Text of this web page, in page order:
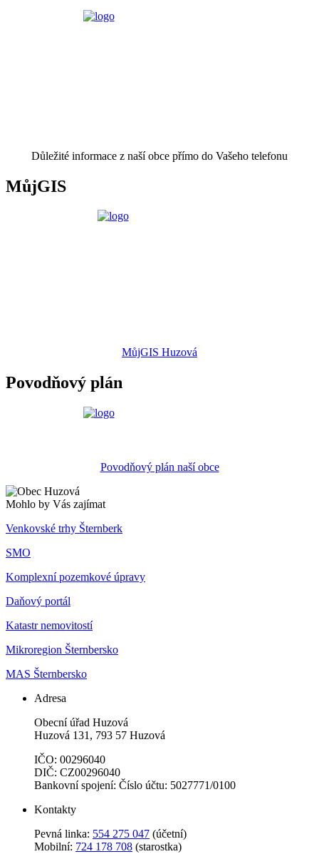
Důležité informace z naší obce přímo do Vašeho telefonu
MůjGIS
MůjGIS Huzová
Povodňový plán
Povodňový plán naší obce
Mohlo by Vás zajímat
Venkovské trhy Šternberk
SMO
Komplexní pozemkové úpravy
Daňový portál
Katastr nemovitostí
Mikroregion Šternbersko
MAS Šternbersko
Adresa
Obecní úřad Huzová
Huzová 131, 793 57 Huzová
IČO: 00296040
DIČ: CZ00296040
Bankovní spojení: Číslo účtu: 5027771/0100
Kontakty
Pevná linka: 554 275 047 (účetní)
Mobilní: 724 178 708 (starostka)